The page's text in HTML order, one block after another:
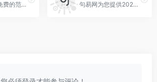
范文巴巴是免费的范文资源共享平台，范文巴巴提供优秀的学习、生活、工作类常用范文模板，包括学习心得、周总结、月度总结、工作总结范文、合同协议模板、心得体会范文等，找免费工作总结就上范文巴巴！ 句易网为您提供2024年最新广告法淘宝抖音违禁词在线过滤工具，欢迎使用，工具适用于各类行业自媒体短视频文案新闻稿检查，词库包含各类禁语极限用语，不断完善中...